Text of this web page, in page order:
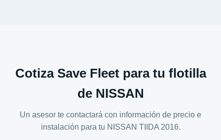
Cotiza Save Fleet para tu flotilla
de NISSAN
Un asesor te contactará con información de precio e
instalación para tu NISSAN TIIDA 2016.